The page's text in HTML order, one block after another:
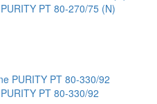
PT 80-270/75 (N)
PT 80-330/92